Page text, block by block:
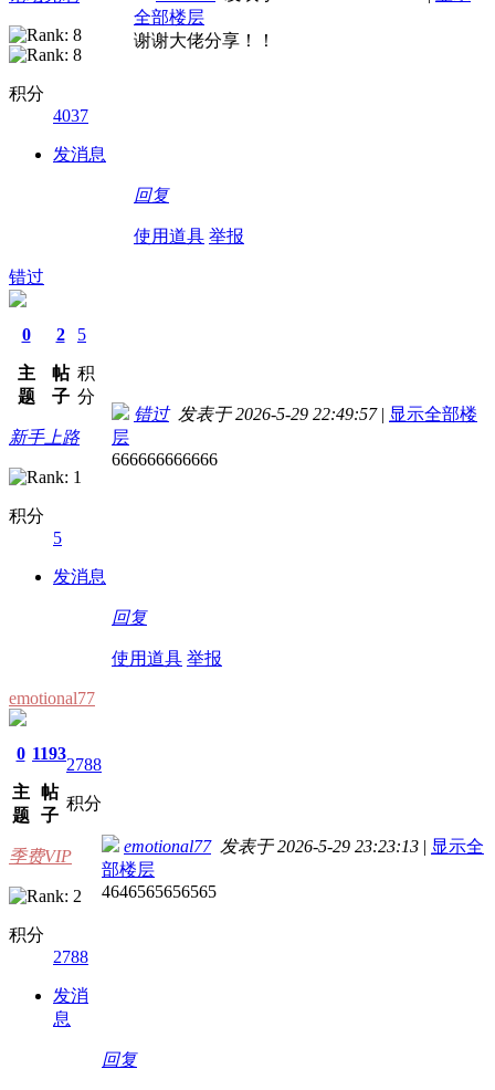
积分
4037
发消息
全部楼层
谢谢大佬分享！！
回复
使用道具 举报
错过
0
主
题
2
帖
子
5
积
分
新手上路
积分
5
发消息
错过发表于 2026-5-29 22:49:57 | 显示全部楼
层
666666666666
回复
使用道具 举报
emotional77
0
主
题
1193
帖
子
2788
积分
季费VIP
积分
2788
发消
息
emotional77发表于 2026-5-29 23:23:13 | 显示全
部楼层
4646565656565
回复